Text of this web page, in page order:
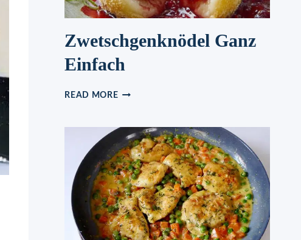
Zwetschgenknödel Ganz
Einfach
READ MOREZWETSCHGENKNÖDEL